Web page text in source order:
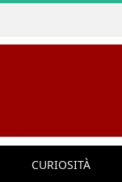
CURIOSITÀ